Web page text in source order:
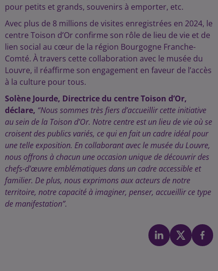
pour petits et grands, souvenirs à emporter, etc.
Avec plus de 8 millions de visites enregistrées en 2024, le
centre Toison d’Or confirme son rôle de lieu de vie et de
lien social au cœur de la région Bourgogne Franche-
Comté. À travers cette collaboration avec le musée du
Louvre, il réaffirme son engagement en faveur de l’accès
à la culture pour tous.
Solène Jourde, Directrice du centre Toison d’Or,
déclare, “Nous sommes très fiers d’accueillir cette initiative
au sein de la Toison d’Or. Notre centre est un lieu de vie où se
croisent des publics variés, ce qui en fait un cadre idéal pour
une telle exposition. En collaborant avec le musée du Louvre,
nous offrons à chacun une occasion unique de découvrir des
chefs-d’œuvre emblématiques dans un cadre accessible et
familier. De plus, nous exprimons aux acteurs de notre
territoire, notre capacité à imaginer, penser, accueillir ce type
de manifestation”.